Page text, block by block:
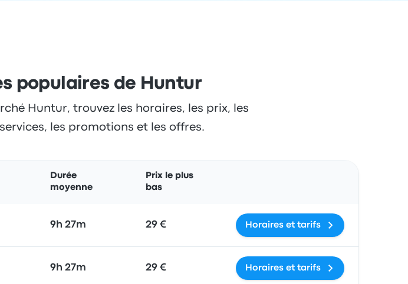
populaires de Huntur
Huntur, trouvez les horaires, les prix, les
les promotions et les offres.
Durée
moyenne
Prix le plus
bas
9h 27m 29 € Horaires et tarifs
9h 27m 29 € Horaires et tarifs